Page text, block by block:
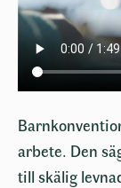
arbete. Den
till skälig